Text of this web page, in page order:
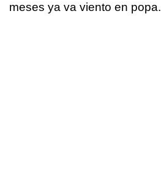
meses ya va viento en popa.